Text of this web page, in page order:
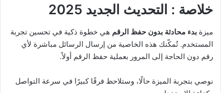
خلاصة : التحديث الجديد 2025
ميزة بدء محادثة بدون حفظ الرقم هي خطوة ذكية في تحسين تجربة
المستخدم. تُمكّنك هذه الخاصية من إرسال الرسائل مباشرة لأي
رقم دون الحاجة إلى المرور بعملية حفظ الرقم أولاً.
نوصي بتجربة الميزة حالًا، وستلاحظ فرقًا كبيرًا في سرعة التواصل